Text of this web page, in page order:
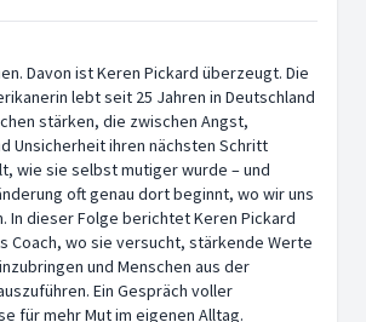
Davon ist Keren Pickard überzeugt. Die
lebt seit 25 Jahren in Deutschland
stärken, die zwischen Angst,
Unsicherheit ihren nächsten Schritt
wie sie selbst mutiger wurde – und
oft genau dort beginnt, wo wir uns
In dieser Folge berichtet Keren Pickard
Coach, wo sie versucht, stärkende Werte
und Menschen aus der
Ein Gespräch voller
für mehr Mut im eigenen Alltag.